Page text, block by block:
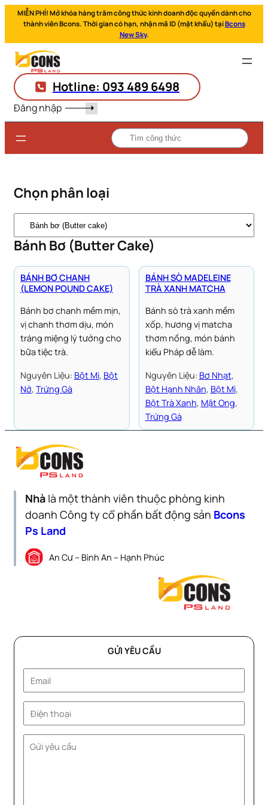
MIỄN PHÍ! Mở khóa hàng trăm công thức kinh doanh độc quyền dành cho
thành viên Bcons. Thời gian có hạn, nhận mã ID (mật khẩu) tạiBcons
New Sky.
Hotline: 093 489 6498
Đăng nhập
Chọn phân loại
Danh
Bánh Bơ (Butter Cake)
BÁNH BƠ CHANH
(LEMON POUND CAKE)
Bánh bơ chanh mềm mịn,
vị chanh thơm dịu, món
tráng miệng lý tưởng cho
bữa tiệc trà.
Nguyên Liệu: Bột Mì, Bột
Nở, Trứng Gà
BÁNH SÒ MADELEINE
TRÀ XANH MATCHA
Bánh sò trà xanh mềm
xốp, hương vị matcha
thơm nồng, món bánh
kiểu Pháp dễ làm.
Nguyên Liệu: Bơ Nhạt
Bột Hạnh Nhân, Bột Mì
Bột Trà Xanh, Mật Ong
Trứng Gà
Nhà là một thành viên thuộc phòng kinh
doanh Công ty cổ phần bất động sản Bcons
Ps Land
An Cư – Bình An – Hạnh Phúc
GỬI YÊU CẦU